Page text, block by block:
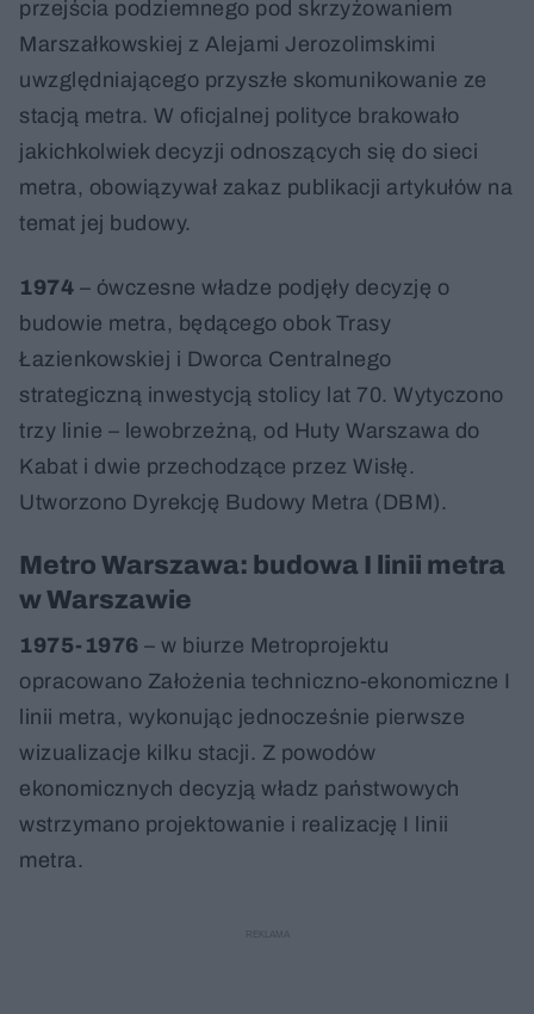
przejścia podziemnego pod skrzyżowaniem
Marszałkowskiej z Alejami Jerozolimskimi
uwzględniającego przyszłe skomunikowanie ze
stacją metra. W oficjalnej polityce brakowało
jakichkolwiek decyzji odnoszących się do sieci
metra, obowiązywał zakaz publikacji artykułów na
temat jej budowy.
1974 – ówczesne władze podjęły decyzję o
budowie metra, będącego obok Trasy
Łazienkowskiej i Dworca Centralnego
strategiczną inwestycją stolicy lat 70. Wytyczono
trzy linie – lewobrzeżną, od Huty Warszawa do
Kabat i dwie przechodzące przez Wisłę.
Utworzono Dyrekcję Budowy Metra (DBM).
Metro Warszawa: budowa I linii metra
w Warszawie
1975-1976 – w biurze Metroprojektu
opracowano Założenia techniczno-ekonomiczne I
linii metra, wykonując jednocześnie pierwsze
wizualizacje kilku stacji. Z powodów
ekonomicznych decyzją władz państwowych
wstrzymano projektowanie i realizację I linii
metra.